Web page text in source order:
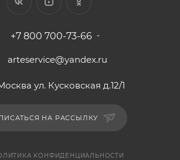
+7 800 700-73-66
arteservice@yandex.ru
ул. Кусковская д.12/1
НА РАССЫЛКУ
КОНФИДЕНЦИАЛЬНОСТИ